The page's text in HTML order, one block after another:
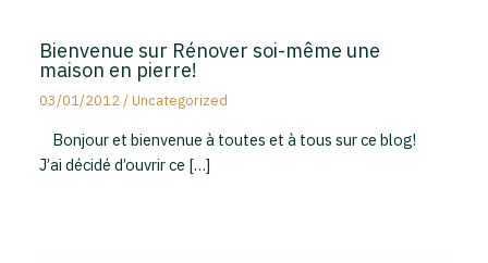
Bienvenue sur Rénover soi-même une
maison en pierre!
03/01/2012/Uncategorized
Bonjour et bienvenue à toutes et à tous sur ce blog!
J’ai décidé d’ouvrir ce […]